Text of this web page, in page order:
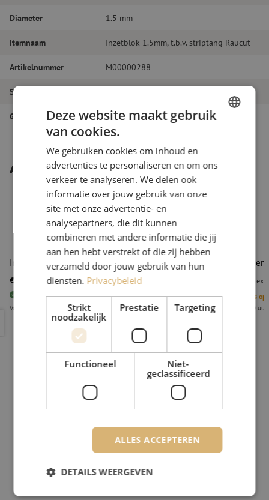
Diameter 1.5 mm
Itemnaam Inzetblok 1.5mm, t.b.v. striptang Raucut
Artikelnummer M00000288
Soort gereedschap
Gereedschapstype Losse onderdelen
Andere interessante producten
Inzetblok 1.7mm, t.b.v. striptang Raucut
€ 17,12
excl. btw € 20,72Incl.
Op voorraad
Voor 15.00 uur besteld, eerst volgende werkdag geleverd
Inzetblok 1.7mm, t.b.v. striptang Raucut
Stuks
Voor 15.00
Deze website maakt gebruik
van cookies.
We gebruiken cookies om inhoud en
advertenties te personaliseren en om ons
verkeer te analyseren. We delen ook
informatie over jouw gebruik van onze
site met onze advertentie- en
analysepartners, die dit kunnen
combineren met andere informatie die jij
aan hen hebt verstrekt of die zij hebben
verzameld door jouw gebruik van hun
diensten. Privacybeleid
Strikt
noodzakelijk
Prestatie Targeting
Functioneel
Niet-
geclassificeerd
ALLES ACCEPTEREN
DETAILS WEERGEVEN